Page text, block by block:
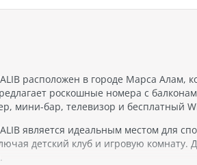
расположен в городе Марса
роскошные номера с
мини-бар, телевизор и бесплатный
является идеальным местом для
детский клуб и игровую комнату.